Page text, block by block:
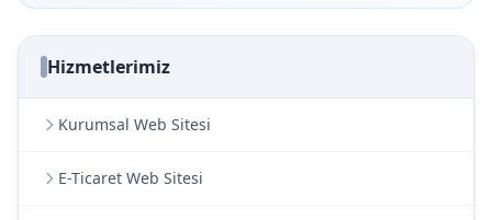
Hizmetlerimiz
Kurumsal Web Sitesi
E-Ticaret Web Sitesi